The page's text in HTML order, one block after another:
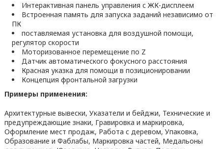
Интерактивная панель управления с ЖК-дисплеем
Встроенная память для запуска заданий независимо от
ПК
поставляемая установка для воздушной помощи,
регулятор скорости
Моторизованное перемещение по Z
Датчик автоматического фокусного расстояния
Красная указка для помощи в позиционировании
Концепция фронтальной загрузки
Примеры применения:
Архитектурные вывески, Указатели и бейджи, Технические и
предупреждающие знаки, Гравировка и маркировка,
Оформление мест продаж, Работа с деревом, Упаковка,
Образование и Фаблабы, Маркировка частей, Медальоны